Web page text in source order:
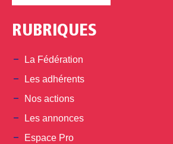
RUBRIQUES
La Fédération
Les adhérents
Nos actions
Les annonces
Espace Pro